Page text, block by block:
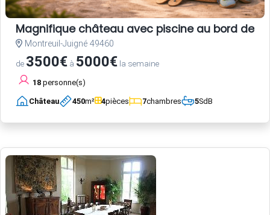
Magnifique château avec piscine au bord de la
Montreuil-Juigné 49460
de 3500€ à 5000€ la semaine
18 personne(s)
Château 450m² 4pièces 7chambres 5SdB